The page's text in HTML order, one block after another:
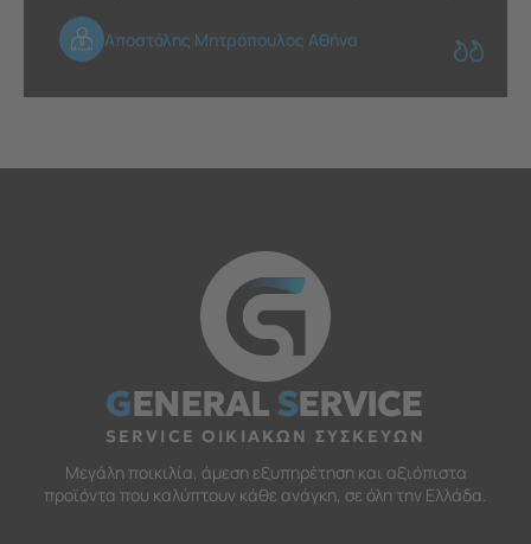
Αποστόλης Μητρόπουλος Αθήνα
GENERALSERVICE
SERVICE ΟΙΚΙΑΚΩΝ ΣΥΣΚΕΥΩΝ
Μεγάλη ποικιλία, άμεση εξυπηρέτηση και αξιόπιστα
προϊόντα που καλύπτουν κάθε ανάγκη, σε όλη την Ελλάδα.